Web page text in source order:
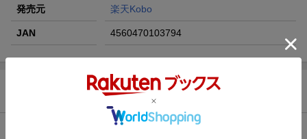
Kobo Clara Colour (ブラック) スリープカバー
Kobo Clara Colour (ブラック) スリープカバー
発売元 楽天Kobo
JAN 4560470103794